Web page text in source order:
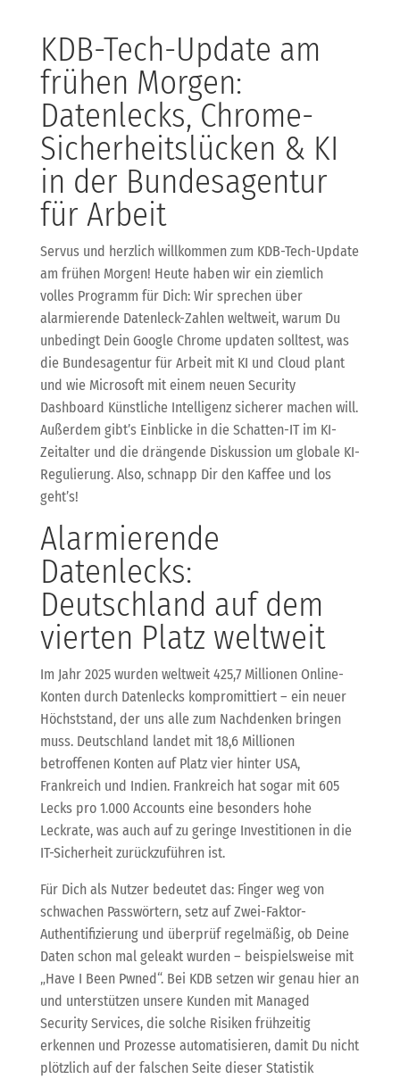
KDB-Tech-Update am
frühen Morgen:
Datenlecks, Chrome-
Sicherheitslücken & KI
in der Bundesagentur
für Arbeit
Servus und herzlich willkommen zum KDB-Tech-Update
am frühen Morgen! Heute haben wir ein ziemlich
volles Programm für Dich: Wir sprechen über
alarmierende Datenleck-Zahlen weltweit, warum Du
unbedingt Dein Google Chrome updaten solltest, was
die Bundesagentur für Arbeit mit KI und Cloud plant
und wie Microsoft mit einem neuen Security
Dashboard Künstliche Intelligenz sicherer machen will.
Außerdem gibt’s Einblicke in die Schatten-IT im KI-
Zeitalter und die drängende Diskussion um globale KI-
Regulierung. Also, schnapp Dir den Kaffee und los
geht’s!
Alarmierende
Datenlecks:
Deutschland auf dem
vierten Platz weltweit
Im Jahr 2025 wurden weltweit 425,7 Millionen Online-
Konten durch Datenlecks kompromittiert – ein neuer
Höchststand, der uns alle zum Nachdenken bringen
muss. Deutschland landet mit 18,6 Millionen
betroffenen Konten auf Platz vier hinter USA,
Frankreich und Indien. Frankreich hat sogar mit 605
Lecks pro 1.000 Accounts eine besonders hohe
Leckrate, was auch auf zu geringe Investitionen in die
IT-Sicherheit zurückzuführen ist.
Für Dich als Nutzer bedeutet das: Finger weg von
schwachen Passwörtern, setz auf Zwei-Faktor-
Authentifizierung und überprüf regelmäßig, ob Deine
Daten schon mal geleakt wurden – beispielsweise mit
„Have I Been Pwned“. Bei KDB setzen wir genau hier an
und unterstützen unsere Kunden mit Managed
Security Services, die solche Risiken frühzeitig
erkennen und Prozesse automatisieren, damit Du nicht
plötzlich auf der falschen Seite dieser Statistik